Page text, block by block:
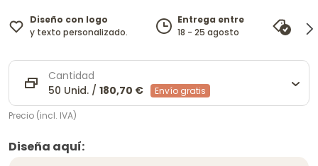
Diseño con logo
y texto personalizado.
Entrega entre
18 - 25 agosto
Cantidad
50 Unid. / 180,70 € Envío gratis
Precio (incl. IVA)
Diseña aquí: